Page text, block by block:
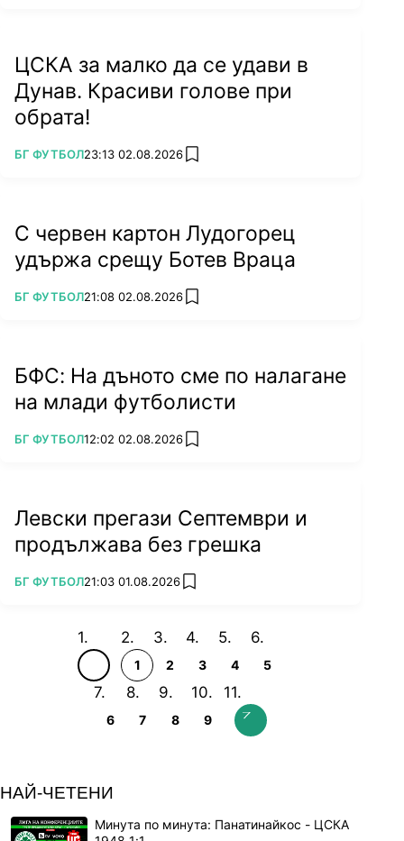
ЦСКА за малко да се удави в
Дунав. Красиви голове при
обрата!
ПОВЕЧЕ ОТ
БГ ФУТБОЛ23:13 02.08.2026 add favorites
С червен картон Лудогорец
удържа срещу Ботев Враца
ПОВЕЧЕ ОТ
БГ ФУТБОЛ21:08 02.08.2026 add favorites
БФС: На дъното сме по налагане
на млади футболисти
ПОВЕЧЕ ОТ
БГ ФУТБОЛ12:02 02.08.2026 add favorites
Левски прегази Септември и
продължава без грешка
ПОВЕЧЕ ОТ
БГ ФУТБОЛ21:03 01.08.2026 add favorites
1 2 3 4 5
6 7 8 9
НАЙ-ЧЕТЕНИ
Минута по минута: Панатинайкос - ЦСКА